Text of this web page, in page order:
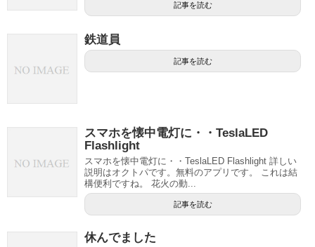
記事を読む
鉄道員
記事を読む
スマホを懐中電灯に・・TeslaLED
Flashlight
スマホを懐中電灯に・・TeslaLED Flashlight 詳しい
説明はオクトパです。無料のアプリです。 これは結
構便利ですね。 花火の動...
記事を読む
休んでました